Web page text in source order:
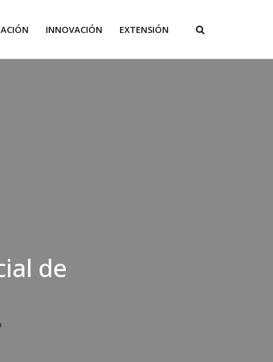
INNOVACIÓN EXTENSIÓN
de